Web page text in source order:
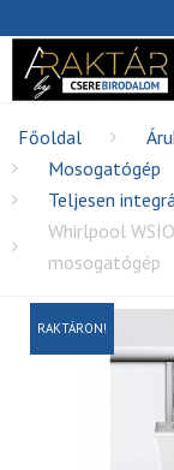
Főoldal
Mosogatógép
Teljesen
Whirlpool
mosogatógép
RAKTÁRON!